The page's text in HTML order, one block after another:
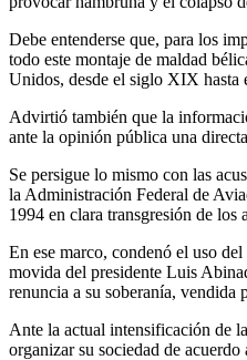
Debe entenderse que, para los
todo este montaje de maldad
Unidos, desde el siglo XIX hasta
Advirtió también que la
ante la opinión pública una
Se persigue lo mismo con las
la Administración Federal de
1994 en clara transgresión de los
En ese marco, condenó el uso
movida del presidente Luis
renuncia a su soberanía, vendida
Ante la actual intensificación de
organizar su sociedad de